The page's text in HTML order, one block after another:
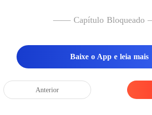
viu primei
—— Capítulo
Baixe o App e leia mais
Anterior